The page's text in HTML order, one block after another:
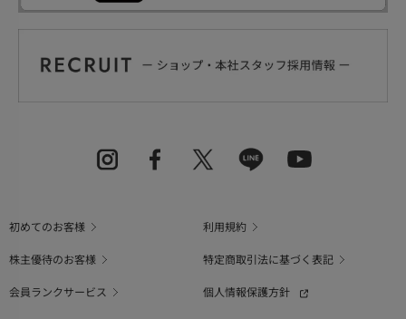
初めてのお客様
利用規約
株主優待のお客様
特定商取引法に基づく表記
会員ランクサービス
個人情報保護方針